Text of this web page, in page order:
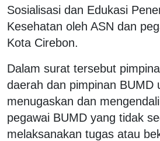
Sosialisasi dan Edukasi
Kesehatan oleh ASN dan
Kota Cirebon.
Dalam surat tersebut
daerah dan pimpinan BUMD
menugaskan dan
pegawai BUMD yang tidak
melaksanakan tugas atau